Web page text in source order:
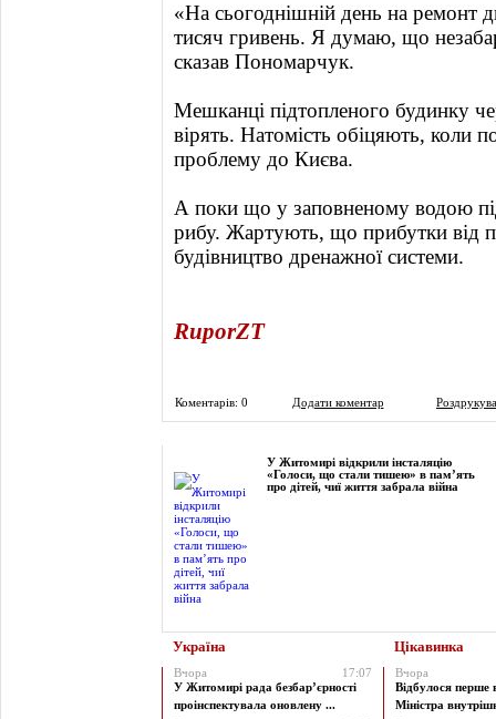
«На сьогоднішній день на ремонт
тисяч гривень. Я думаю, що
сказав Пономарчук.
Мешканці підтопленого будинку
вірять. Натомість обіцяють, коли
проблему до Києва.
А поки що у заповненому водою
рибу. Жартують, що прибутки від
будівництво дренажної системи.
RuporZT
Коментарів: 0 Додати коментар
У Житомирі відкрили інсталяцію
«Голоси, що стали тишею» в пам’ять
про дітей, чиї життя забрала війна
Україна Цікавинка
Вчора
17:07
У Житомирі рада безбар’єрності
проінспектувала оновлену ...
Вчора
Відбулося перше
Міністра